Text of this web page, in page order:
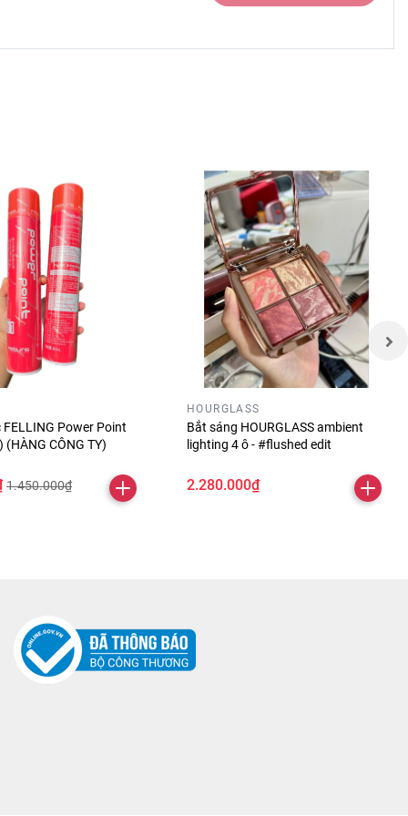
FELLING Power Point
CÔNG TY)
1.450.000₫
HOURGLASS
Bắt sáng HOURGLASS ambient
lighting 4 ô - #flushed edit
2.280.000₫